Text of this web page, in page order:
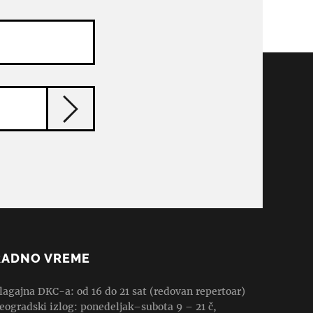
VREME
DKC-a: od 16 do 21 sat (redovan repertoar)
izlog: ponedeljak–subota 9 – 21 č,